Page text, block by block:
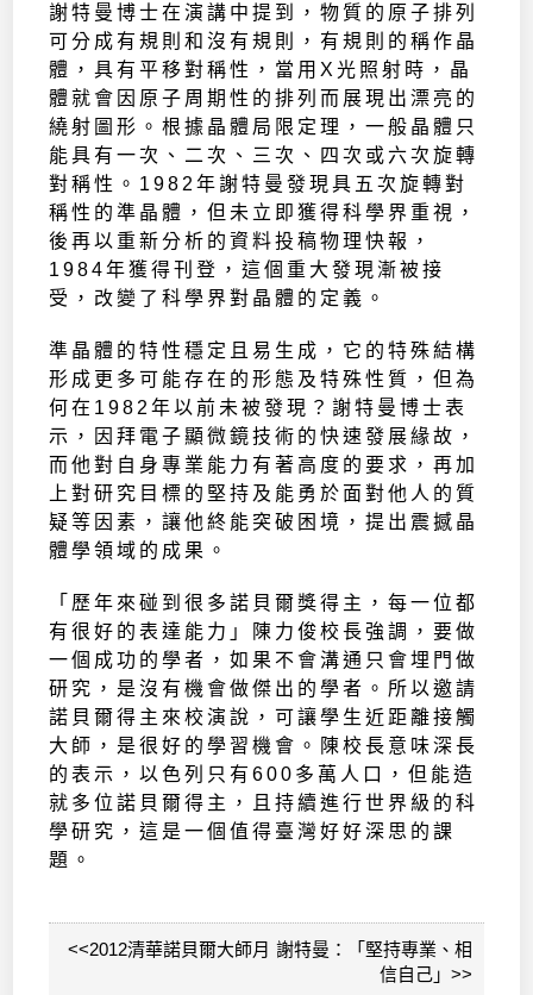
謝特曼博士在演講中提到，物質的原子排列
可分成有規則和沒有規則，有規則的稱作晶
體，具有平移對稱性，當用X光照射時，晶
體就會因原子周期性的排列而展現出漂亮的
繞射圖形。根據晶體局限定理，一般晶體只
能具有一次、二次、三次、四次或六次旋轉
對稱性。1982年謝特曼發現具五次旋轉對
稱性的準晶體，但未立即獲得科學界重視，
後再以重新分析的資料投稿物理快報，
1984年獲得刊登，這個重大發現漸被接
受，改變了科學界對晶體的定義。
準晶體的特性穩定且易生成，它的特殊結構
形成更多可能存在的形態及特殊性質，但為
何在1982年以前未被發現？謝特曼博士表
示，因拜電子顯微鏡技術的快速發展緣故，
而他對自身專業能力有著高度的要求，再加
上對研究目標的堅持及能勇於面對他人的質
疑等因素，讓他終能突破困境，提出震撼晶
體學領域的成果。
「歷年來碰到很多諾貝爾獎得主，每一位都
有很好的表達能力」陳力俊校長強調，要做
一個成功的學者，如果不會溝通只會埋門做
研究，是沒有機會做傑出的學者。所以邀請
諾貝爾得主來校演說，可讓學生近距離接觸
大師，是很好的學習機會。陳校長意味深長
的表示，以色列只有600多萬人口，但能造
就多位諾貝爾得主，且持續進行世界級的科
學研究，這是一個值得臺灣好好深思的課
題。
<<2012清華諾貝爾大師月 謝特曼：「堅持專業、相
信自己」>>